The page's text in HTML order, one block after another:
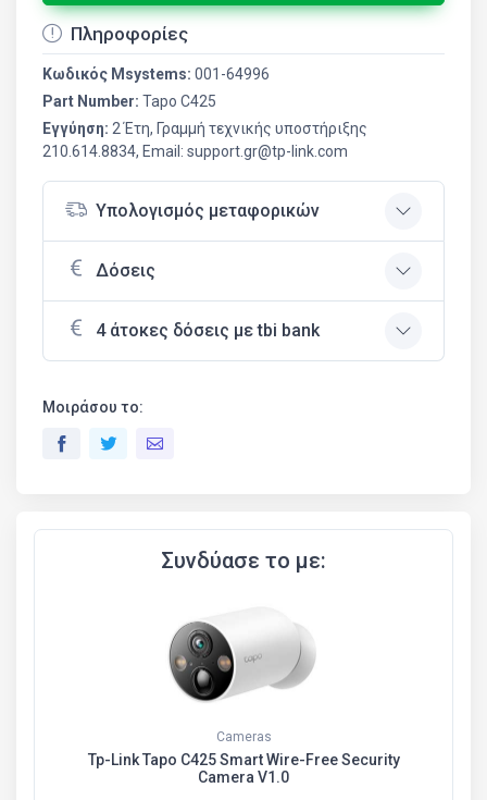
Πληροφορίες
Κωδικός Msystems: 001-64996
Part Number: Tapo C425
Εγγύηση: 2 Έτη, Γραμμή τεχνικής υποστήριξης
210.614.8834, Email: support.gr@tp-link.com
Υπολογισμός μεταφορικών
Δόσεις
4 άτοκες δόσεις με tbi bank
Μοιράσου το:
Συνδύασε το με:
Cameras
Tp-Link Tapo C425 Smart Wire-Free Security
Camera V1.0